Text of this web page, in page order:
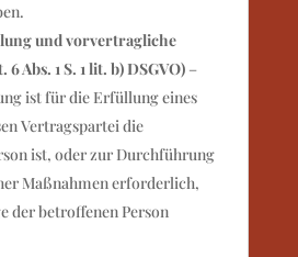
und vorvertragliche
Abs. 1 S. 1 lit. b) DSGVO)–
ist für die Erfüllung eines
Vertragspartei die
ist, oder zur Durchführung
Maßnahmen erforderlich,
der betroffenen Person